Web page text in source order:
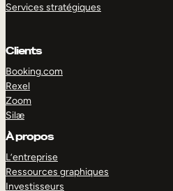
Services stratégiques
Clients
Booking.com
Rexel
Zoom
Silæ
À propos
L’entreprise
Ressources graphiques
Investisseurs